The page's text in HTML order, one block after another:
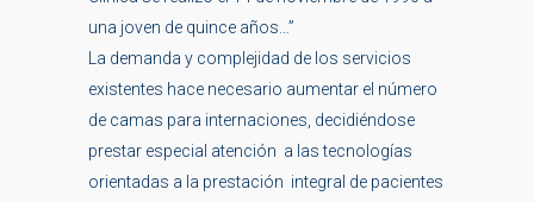
una joven de quince años…”
La demanda y complejidad de los servicios
existentes hace necesario aumentar el número
de camas para internaciones, decidiéndose
prestar especial atención a las tecnologías
orientadas a la prestación integral de pacientes